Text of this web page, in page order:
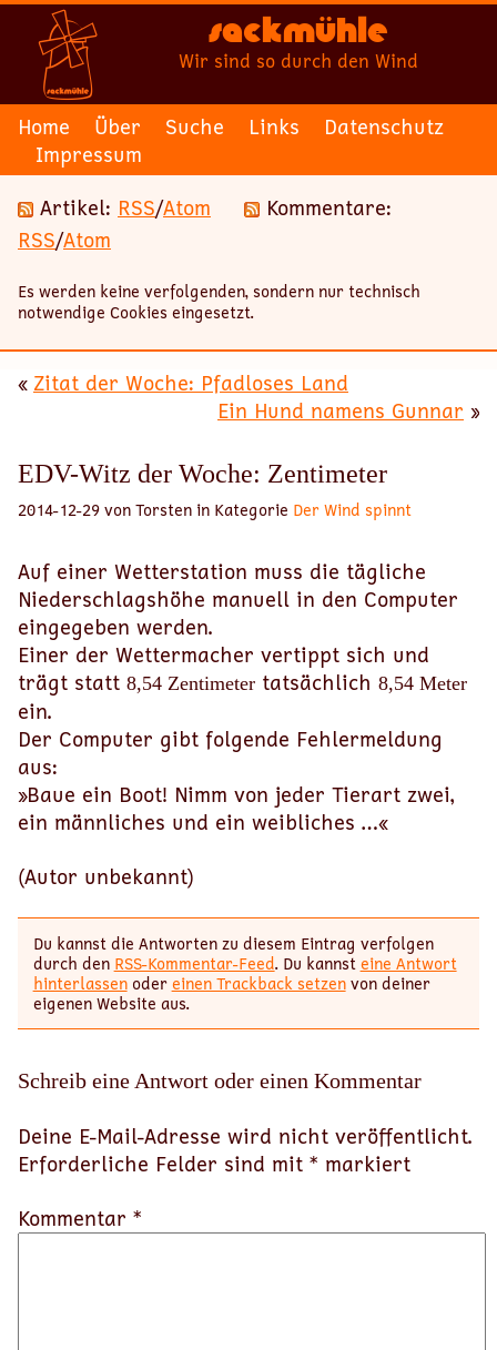
Sackmühle
Wir sind so durch den Wind
Home Über Suche Links
Datenschutz
Impressum
Artikel: RSS/Atom
Kommentare:
RSS/Atom
Es werden keine verfolgenden, sondern nur technisch
notwendige Cookies eingesetzt.
« Zitat der Woche: Pfadloses Land
Ein Hund namens Gunnar »
EDV-Witz der Woche: Zentimeter
2014-12-29 von Torsten in Kategorie Der Wind spinnt
Auf einer Wetterstation muss die tägliche
Niederschlagshöhe manuell in den Computer
eingegeben werden.
Einer der Wettermacher vertippt sich und
trägt statt 8,54 Zentimeter tatsächlich 8,54 Meter
ein.
Der Computer gibt folgende Fehlermeldung
aus:
»Baue ein Boot! Nimm von jeder Tierart zwei,
ein männliches und ein weibliches …«
(Autor unbekannt)
Du kannst die Antworten zu diesem Eintrag verfolgen
durch den RSS-Kommentar-Feed. Du kannsteine Antwort
hinterlassenodereinen Trackback setzenvon deiner
eigenen Website aus.
Schreib eine Antwort oder einen Kommentar
Deine E-Mail-Adresse wird nicht veröffentlicht.
Erforderliche Felder sind mit * markiert
Kommentar *